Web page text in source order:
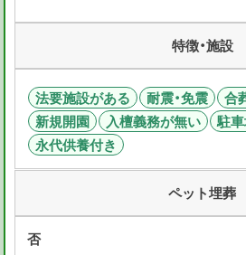
特徴・施設
法要施設がある 耐震・免震
合
新規開園
入檀義務が無い
駐
永代供養付き
ペット埋葬
否